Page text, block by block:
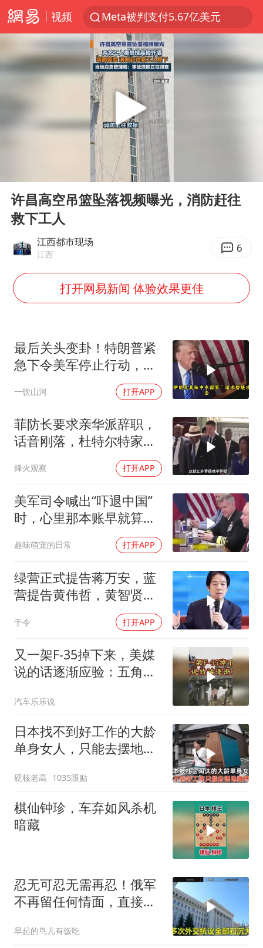
视频
Meta被判支付5.67亿美元
47岁妈妈突然产女 26岁女儿：很震惊
阿根廷足协发文力挺因凡蒂诺
中国稀土盘中涨停
21楼高空抛物嫌疑人被拘留
男子杀人后逃进深山21年活得像野人
台风白海豚最新路径研判来了
我国编制完成新版全月地质图
男子结婚8年发现3个女儿均非亲生
奋进开新局 实干挑大梁
Play
许昌高空吊篮坠落视频曝光，消防赶往
救下工人
江西都市现场
江西 6
打开网易新闻 体验效果更佳
最后关头变卦！特朗普紧
急下令美军停止行动，他
认清了残酷的现实！
一饮山河 打开APP
菲防长要求亲华派辞职，
话音刚落，杜特尔特家族
烽火观察 打开APP
美军司令喊出“吓退中国”
时，心里那本账早就算清
趣味萌宠的日常 打开APP
绿营正式提告蒋万安，蓝
营提告黄伟哲，黄智贤不
于令 打开APP
又一架F-35掉下来，美媒
说的话逐渐应验：五角大
汽车乐乐说
日本找不到好工作的大龄
单身女人，只能去摆地
硬核老高 1035跟贴
棋仙钟珍，车弃如风杀机
暗藏
忍无可忍无需再忍！俄军
不再留任何情面，直接炸
早起的鸟儿有饭吃